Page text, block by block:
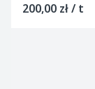
200,00 zł / t